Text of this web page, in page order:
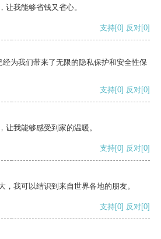
让我能够省钱又省心。
支持[0] 反对[0]
为我们带来了无限的隐私保护和安全性保
支持[0] 反对[0]
让我能够感受到家的温暖。
支持[0] 反对[0]
，我可以结识到来自世界各地的朋友。
支持[0] 反对[0]